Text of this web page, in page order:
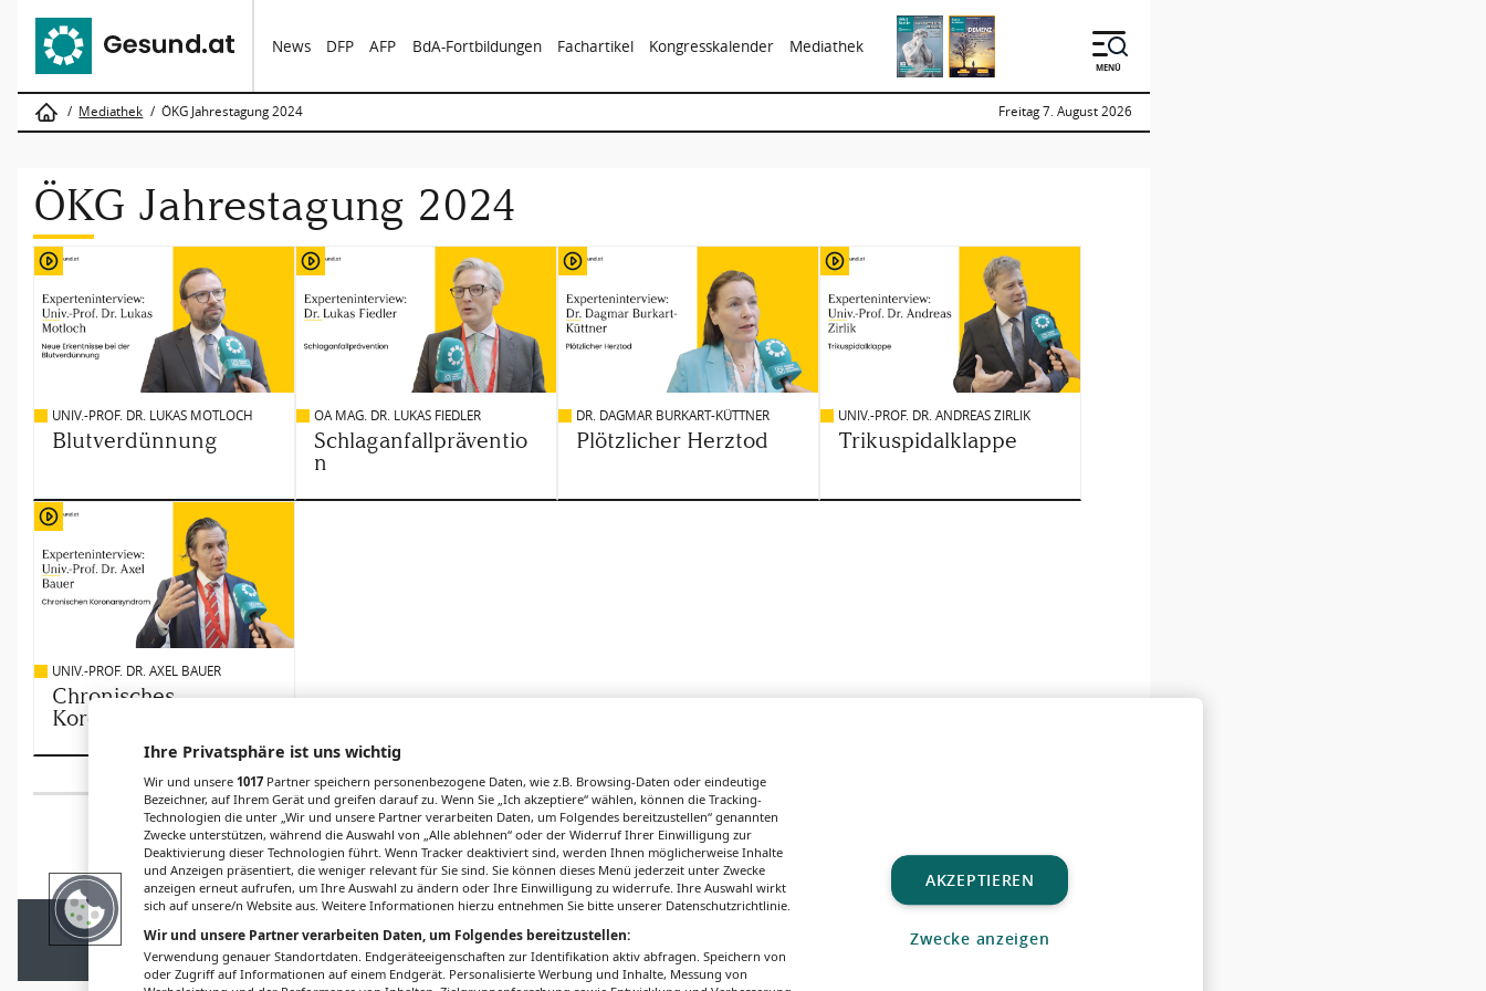
News DFP AFP BdA-Fortbildungen Fachartikel Kongresskalender Mediathek
MENÜ
Mediathek ÖKG Jahrestagung 2024 Freitag 7. August 2026
ÖKG Jahrestagung 2024
UNIV.-PROF. DR. LUKAS MOTLOCH
Blutverdünnung
OA MAG. DR. LUKAS FIEDLER
Schlaganfallpräventio
n
DR. DAGMAR BURKART-KÜTTNER
Plötzlicher Herztod
UNIV.-PROF. DR. ANDREAS ZIRLIK
Trikuspidalklappe
UNIV.-PROF. DR. AXEL BAUER
Chronisches
Koronarsyndrom
© 2026Gesund.at– All rights reserved – Patientenwissen:MeinMed.at
Ihre Privatsphäre ist uns wichtig
Wir und unsere 1017 Partner speichern personenbezogene Daten, wie z.B. Browsing-Daten oder eindeutige
Bezeichner, auf Ihrem Gerät und greifen darauf zu. Wenn Sie „Ich akzeptiere“ wählen, können die Tracking-
Technologien die unter „Wir und unsere Partner verarbeiten Daten, um Folgendes bereitzustellen“ genannten
Zwecke unterstützen, während die Auswahl von „Alle ablehnen“ oder der Widerruf Ihrer Einwilligung zur
Deaktivierung dieser Technologien führt. Wenn Tracker deaktiviert sind, werden Ihnen möglicherweise Inhalte
und Anzeigen präsentiert, die weniger relevant für Sie sind. Sie können dieses Menü jederzeit unter Zwecke
anzeigen erneut aufrufen, um Ihre Auswahl zu ändern oder Ihre Einwilligung zu widerrufe. Ihre Auswahl wirkt
sich auf unsere/n Website aus. Weitere Informationen hierzu entnehmen Sie bitte unserer Datenschutzrichtlinie.
Wir und unsere Partner verarbeiten Daten, um Folgendes bereitzustellen:
Verwendung genauer Standortdaten. Endgeräteeigenschaften zur Identifikation aktiv abfragen. Speichern von
oder Zugriff auf Informationen auf einem Endgerät. Personalisierte Werbung und Inhalte, Messung von
AKZEPTIEREN
Zwecke anzeigen